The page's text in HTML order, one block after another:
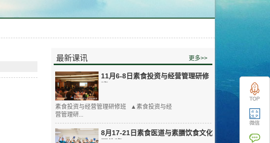
最新课讯 更多>>
11月6-8日素食投资与经营管理研修
素食投资与经营管理研修班 ▲素食投资与经
营管理研...
8月17-21日素食医道与素膳饮食文化